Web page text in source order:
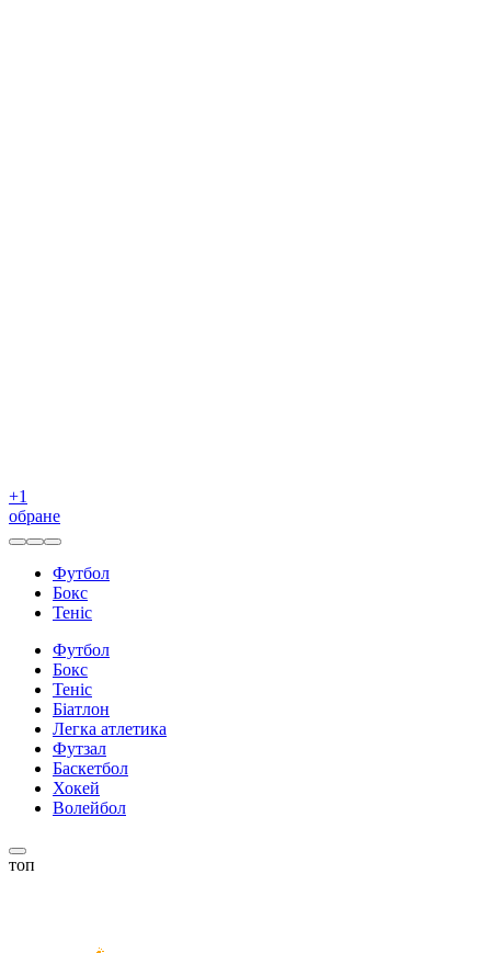
+1
обране
Футбол
Бокс
Теніс
Футбол
Бокс
Теніс
Біатлон
Легка атлетика
Футзал
Баскетбол
Хокей
Волейбол
топ